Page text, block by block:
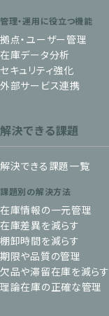
管理・運用に役立つ機能
拠点・ユーザー管理
在庫データ分析
セキュリティ強化
外部サービス連携
解決できる課題
解決できる課題一覧
課題別の解決方法
在庫情報の一元管理
在庫差異を減らす
棚卸時間を減らす
期限や品質の管理
欠品や滞留在庫を減らす
理論在庫の正確な管理